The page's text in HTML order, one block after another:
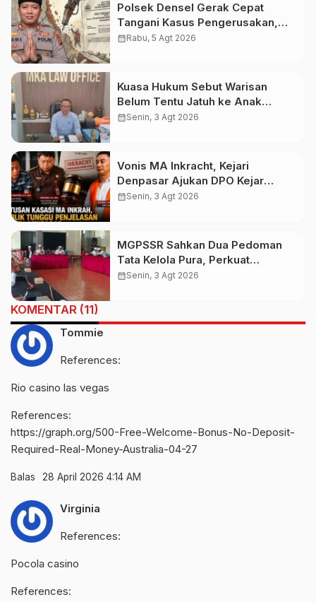
Polsek Densel Gerak Cepat
Tangani Kasus Pengerusakan,
Kapolsek: Kami Sudah Koordinasi
calendar_monthRabu, 5 Agt 2026
Kuasa Hukum Sebut Warisan
Belum Tentu Jatuh ke Anak
Kandung, Jero Mangku “Merusak
calendar_monthSenin, 3 Agt 2026
Vonis MA Inkracht, Kejari
Denpasar Ajukan DPO Kejar
Budiman Tiang
calendar_monthSenin, 3 Agt 2026
MGPSSR Sahkan Dua Pedoman
Tata Kelola Pura, Perkuat
Kepastian Hukum dan Pelayanan
calendar_monthSenin, 3 Agt 2026
KOMENTAR (11)
Tommie
References:
Rio casino las vegas
References:
https://graph.org/500-Free-Welcome-Bonus-No-Deposit-
Required-Real-Money-Australia-04-27
Balas 28 April 2026 4:14 AM
Virginia
References:
Pocola casino
References: